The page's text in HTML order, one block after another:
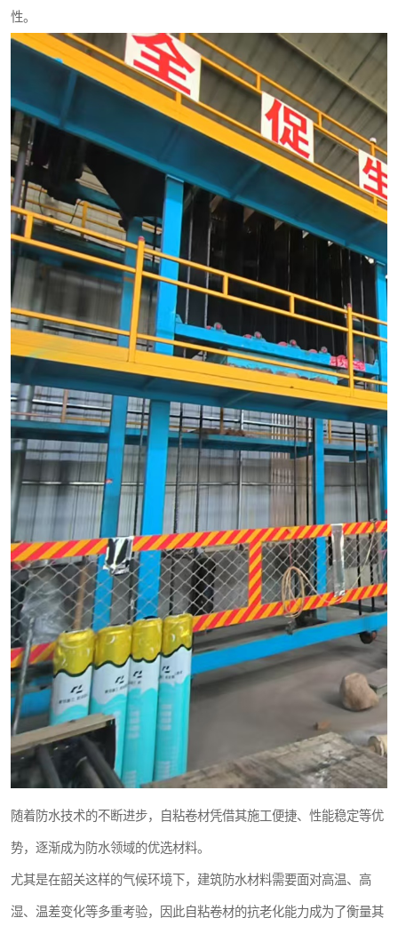
性。
随着防水技术的不断进步，自粘卷材凭借其施工便捷、性能稳定等优
势，逐渐成为防水领域的优选材料。
尤其是在韶关这样的气候环境下，建筑防水材料需要面对高温、高
湿、温差变化等多重考验，因此自粘卷材的抗老化能力成为了衡量其